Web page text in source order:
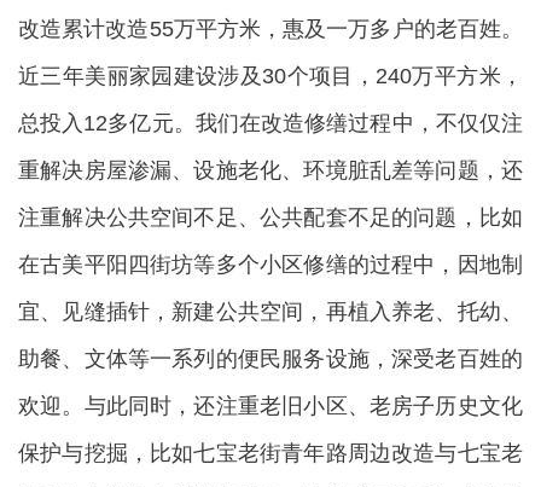
改造累计改造55万平方米，惠及一万多户的老百姓。
近三年美丽家园建设涉及30个项目，240万平方米，
总投入12多亿元。我们在改造修缮过程中，不仅仅注
重解决房屋渗漏、设施老化、环境脏乱差等问题，还
注重解决公共空间不足、公共配套不足的问题，比如
在古美平阳四街坊等多个小区修缮的过程中，因地制
宜、见缝插针，新建公共空间，再植入养老、托幼、
助餐、文体等一系列的便民服务设施，深受老百姓的
欢迎。与此同时，还注重老旧小区、老房子历史文化
保护与挖掘，比如七宝老街青年路周边改造与七宝老